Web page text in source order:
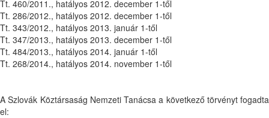
Tt. 460/2011., hatályos 2012. december 1-től
Tt. 286/2012., hatályos 2012. december 1-től
Tt. 343/2012., hatályos 2013. január 1-től
Tt. 347/2013., hatályos 2013. december 1-től
Tt. 484/2013., hatályos 2014. január 1-től
Tt. 268/2014., hatályos 2014. november 1-től
A Szlovák Köztársaság Nemzeti Tanácsa a következő törvényt fogadta
el: